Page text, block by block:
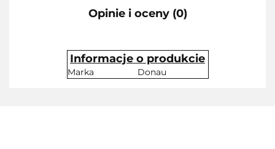
Opinie i oceny (0)
Informacje o produkcie
Marka Donau